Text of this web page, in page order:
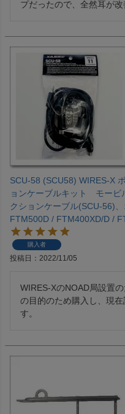
プだったので、全然耳が
SCU-58 (SCU58) WIRES-X
ョンケーブルキット モー
クションケーブル(SCU-56)
FTM500D / FTM400XD/D /
購入者
投稿日 2022/11/05
WIRES-XのNOAD局設置
の目的のため購入し、現
す。